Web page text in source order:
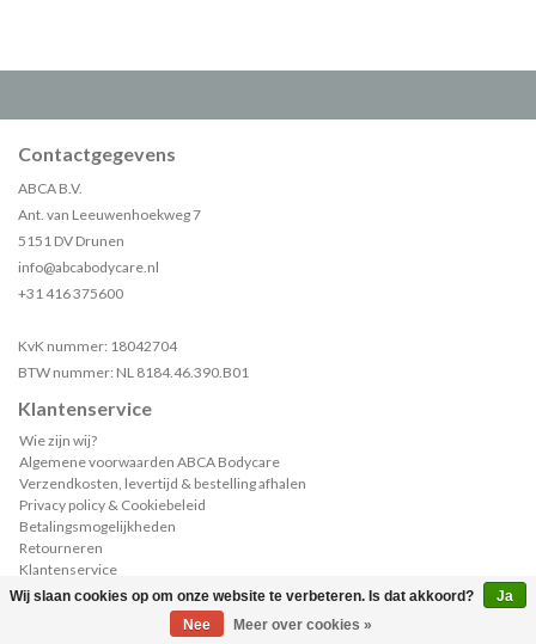
Contactgegevens
ABCA B.V.
Ant. van Leeuwenhoekweg 7
5151 DV Drunen
info@abcabodycare.nl
+31 416 375600
KvK nummer: 18042704
BTW nummer: NL 8184.46.390.B01
Klantenservice
Wie zijn wij?
Algemene voorwaarden ABCA Bodycare
Verzendkosten, levertijd & bestelling afhalen
Privacy policy & Cookiebeleid
Betalingsmogelijkheden
Retourneren
Klantenservice
Sample of catalogus aanvragen?
Wij slaan cookies op om onze website te verbeteren. Is dat akkoord?
Ja
Nee
Meer over cookies »